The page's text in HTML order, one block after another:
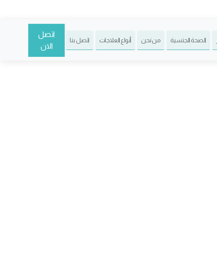
الصحة الجنسية من نحن أنواع العلاجات اتصل بنا
اتصل
الان